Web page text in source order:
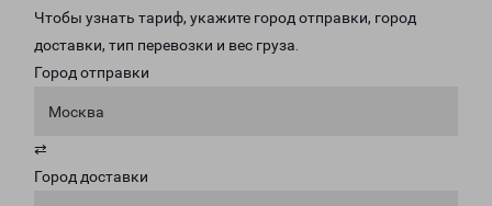
Чтобы узнать тариф, укажите город отправки, город
доставки, тип перевозки и вес груза.
Город отправки
Москва
⇄
Город доставки